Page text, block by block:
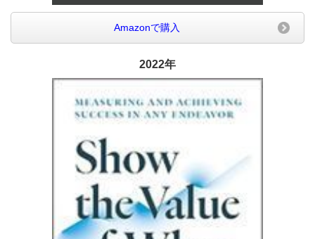
Amazonで購入
2022年